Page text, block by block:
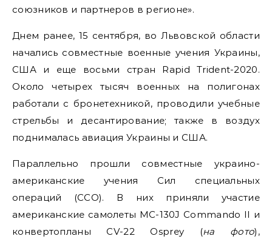
союзников и партнеров в регионе».
Днем ранее, 15 сентября, во Львовской области
начались совместные военные учения Украины,
США и еще восьми стран Rapid Trident-2020.
Около четырех тысяч военных на полигонах
работали с бронетехникой, проводили учебные
стрельбы и десантирование; также в воздух
поднималась авиация Украины и США.
Параллельно прошли совместные украино-
американские учения Сил специальных
операций (ССО). В них приняли участие
американские самолеты MC-130J Commando II и
конвертопланы CV-22 Osprey (на фото),